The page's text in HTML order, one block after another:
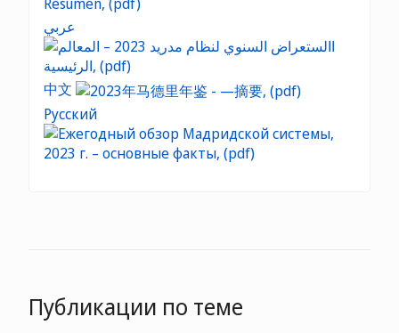
عربي
中文
Русский
Публикации по теме